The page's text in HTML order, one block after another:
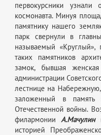
первокурсники
космонавта. Минуя
памятнику нашего
парк свернули в
называемый «Круглый»,
таких памятников
замок, бывшая
администрации
лестнице на
заложенный в
Отечественной войны.
филармонии А.Мачулин
историей